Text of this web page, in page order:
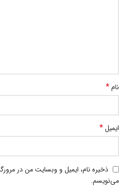
نام*
ایمیل*
ذخیره نام، ایمیل و وبسایت من در
می‌نویسم.